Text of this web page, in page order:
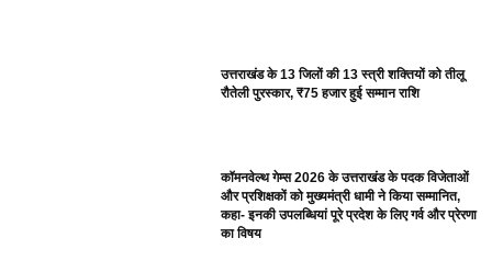
उत्तराखंड के 13 जिलों की 13 स्त्री शक्तियों को तीलू
रौतेली पुरस्कार, ₹75 हजार हुई सम्मान राशि
कॉमनवेल्थ गेम्स 2026 के उत्तराखंड के पदक विजेताओं
और प्रशिक्षकों को मुख्यमंत्री धामी ने किया सम्मानित,
कहा- इनकी उपलब्धियां पूरे प्रदेश के लिए गर्व और प्रेरणा
का विषय